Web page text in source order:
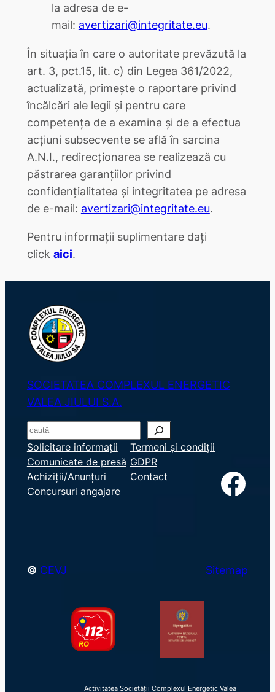
la adresa de e-
mail: avertizari@integritate.eu.
În situația în care o autoritate prevăzută la
art. 3, pct.15, lit. c) din Legea 361/2022,
actualizată, primește o raportare privind
încălcări ale legii și pentru care
competența de a examina și de a efectua
acțiuni subsecvente se află în sarcina
A.N.I., redirecționarea se realizează cu
păstrarea garanțiilor privind
confidențialitatea și integritatea pe adresa
de e-mail: avertizari@integritate.eu.
Pentru informații suplimentare dați
click aici.
SOCIETATEA COMPLEXUL ENERGETIC
VALEA JIULUI S.A.
S
e
a
r
c
Solicitare informații
Comunicate de presă
Achiziții/Anunțuri
Concursuri angajare
Termeni și condiții
GDPR
Contact
Facebook
© CEVJ Sitemap
Activitatea Societății Complexul Energetic Valea